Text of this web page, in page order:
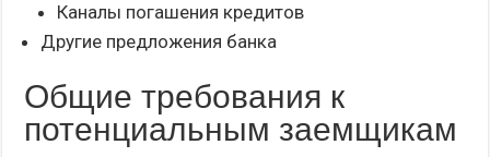
Каналы погашения кредитов
Другие предложения банка
Общие требования к
потенциальным заемщикам